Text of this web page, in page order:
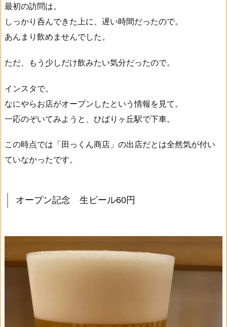
最初の訪問は。
しっかり呑んできた上に、遅い時間だったので。
あんまり飲めませんでした。
ただ、もう少しだけ飲みたい気分だったので。
インスタで。
なにやらお店がオープンしたという情報を見て。
一応のぞいてみようと、ひばりヶ丘駅で下車。
この時点では「田っくん商店」の出店だとは全然気が付い
ていなかったです。
オープン記念 生ビール60円